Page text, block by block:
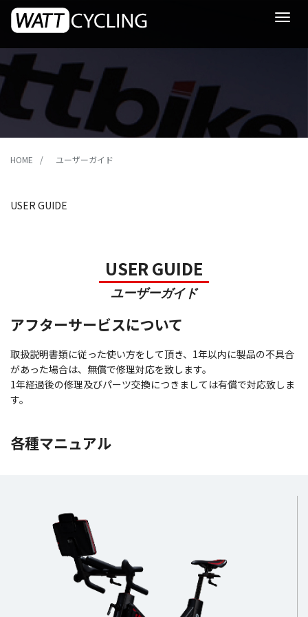
Toggle
HOME ユーザーガイド
USER GUIDE
USER GUIDE
ユーザーガイド
アフターサービスについて
取扱説明書類に従った使い方をして頂き、1年以内に製品の不具合
があった場合は、無償で修理対応を致します。
1年経過後の修理及びパーツ交換につきましては有償で対応致しま
す。
各種マニュアル